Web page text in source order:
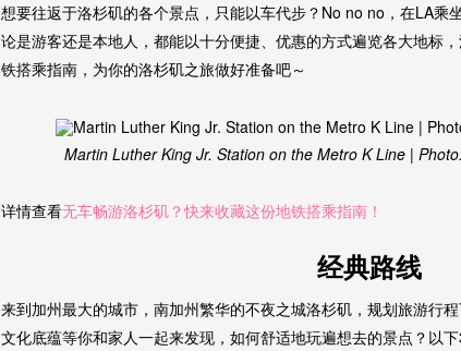
想要往返于洛杉矶的各个景点，只能以车代步？No no no，在LA乘
论是游客还是本地人，都能以十分便捷、优惠的方式遍览各大地标
铁搭乘指南，为你的洛杉矶之旅做好准备吧～
Martin Luther King Jr. Station on the Metro K Line |
详情查看无车畅游洛杉矶？快来收藏这份地铁搭乘指南！
经典路线
来到加州最大的城市，南加州繁华的不夜之城洛杉矶，规划旅游行
文化底蕴等你和家人一起来发现，如何舒适地玩遍想去的景点？以下